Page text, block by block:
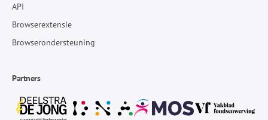
API
Browserextensie
Browserondersteuning
Partners